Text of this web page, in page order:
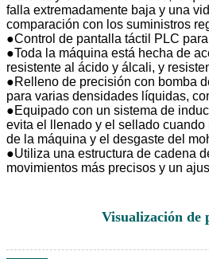
falla extremadamente baja y una
comparación con los suministros
●Control de pantalla táctil PLC
●Toda la máquina está hecha de
resistente al ácido y álcali, y
●Relleno de precisión con bomba
para varias densidades líquidas,
●Equipado con un sistema de
evita el llenado y el sellado cuando
de la máquina y el desgaste del
●Utiliza una estructura de cadena
movimientos más precisos y un
Visualización de